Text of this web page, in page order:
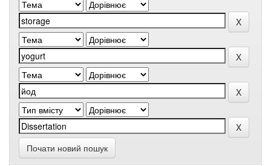
Почати новий пошук